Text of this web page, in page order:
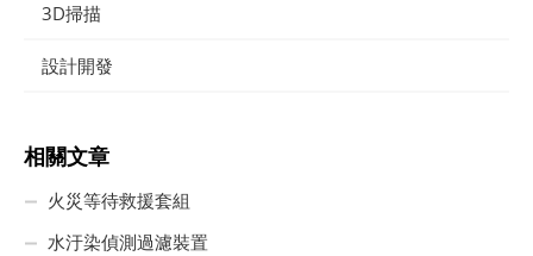
3D掃描
設計開發
相關文章
火災等待救援套組
水汙染偵測過濾裝置